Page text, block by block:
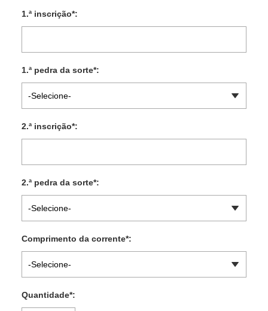
1.ª inscrição*:
1.ª pedra da sorte*:
-Selecione-
2.ª inscrição*:
2.ª pedra da sorte*:
-Selecione-
Comprimento da corrente*:
-Selecione-
Quantidade*: